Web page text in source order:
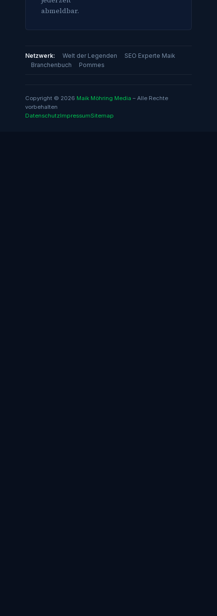
abmeldbar.
Netzwerk: Welt der Legenden
SEO Experte Maik
Branchenbuch
Pommes
Copyright © 2026 Maik Möhring Media – Alle Rechte
vorbehalten
DatenschutzImpressumSitemap